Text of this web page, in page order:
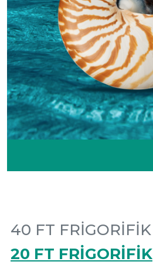
40 FT FRİGORİFİK
20 FT FRİGORİFİK